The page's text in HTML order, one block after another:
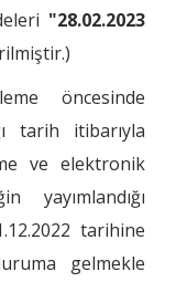
"28.02.2023
öncesinde
tarih itibarıyla
ve elektronik
yayımlandığı
tarihine
gelmekle